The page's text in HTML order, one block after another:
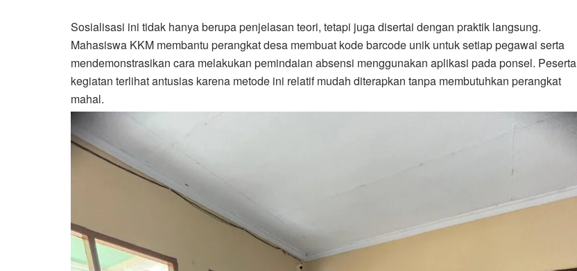
Sosialisasi ini tidak hanya berupa penjelasan teori, tetapi juga disertai dengan praktik langsung.
Mahasiswa KKM membantu perangkat desa membuat kode barcode unik untuk setiap pegawai serta
mendemonstrasikan cara melakukan pemindaian absensi menggunakan aplikasi pada ponsel. Peserta
kegiatan terlihat antusias karena metode ini relatif mudah diterapkan tanpa membutuhkan perangkat
mahal.